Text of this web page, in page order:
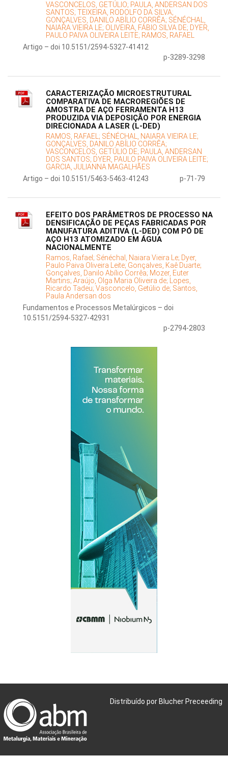
VASCONCELOS, GETÚLIO; PAULA, ANDERSAN DOS
SANTOS; TEIXEIRA, RODOLFO DA SILVA;
GONÇALVES, DANILO ABÍLIO CORRÊA; SÉNÉCHAL,
NAIARA VIEIRA LE; OLIVEIRA, FÁBIO SILVA DE; DYER,
PAULO PAIVA OLIVEIRA LEITE; RAMOS, RAFAEL
Artigo – doi 10.5151/2594-5327-41412
p-3289-3298
CARACTERIZAÇÃO MICROESTRUTURAL
COMPARATIVA DE MACROREGIÕES DE
AMOSTRA DE AÇO FERRAMENTA H13
PRODUZIDA VIA DEPOSIÇÃO POR ENERGIA
DIRECIONADA A LASER (L-DED)
RAMOS, RAFAEL; SÉNÉCHAL, NAIARA VIEIRA LE;
GONÇALVES, DANILO ABÍLIO CORRÊA;
VASCONCELOS, GETÚLIO DE; PAULA, ANDERSAN
DOS SANTOS; DYER, PAULO PAIVA OLIVEIRA LEITE;
GARCIA, JULIANNA MAGALHÃES
Artigo – doi 10.5151/5463-5463-41243
p-71-79
EFEITO DOS PARÂMETROS DE PROCESSO NA
DENSIFICAÇÃO DE PEÇAS FABRICADAS POR
MANUFATURA ADITIVA (L-DED) COM PÓ DE
AÇO H13 ATOMIZADO EM ÁGUA
NACIONALMENTE
Ramos, Rafael; Sénéchal, Naiara Vieira Le; Dyer,
Paulo Paiva Oliveira Leite; Gonçalves, Kaê Duarte;
Gonçalves, Danilo Abílio Corrêa; Mozer, Euter
Martins; Araújo, Olga Maria Oliveira de; Lopes,
Ricardo Tadeu; Vasconcelo, Getúlio de; Santos,
Paula Andersan dos
Fundamentos e Processos Metalúrgicos – doi
10.5151/2594-5327-42931
p-2794-2803
Distribuído por Blucher Preceeding